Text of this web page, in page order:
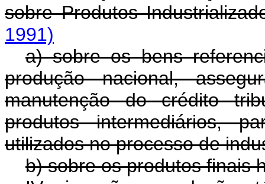
sobre Produtos
1991)
a) sobre os bens
produção nacional,
manutenção do crédito
produtos intermediários,
utilizados no processo de
b) sobre os produtos finais